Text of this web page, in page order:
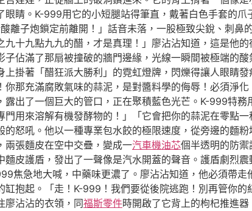
眼睛。K-999用它的小短腿站得筆直，戴著白色手套的
離子炮鎖定前離開！」話音未落，一股極致尖銳、刺鼻
九十九點九九的醋，才是真理！」廖沾沾知道，這是他
子佔滿了那扇被撞破的牆門邊緣，光線一瞬間被極端的
上掛著「醋狂派大勝利」的霓虹燈牌，閃爍得讓人眼睛
你那充滿腐敗氣味的蒜泥，是對醬料學的侮辱！必須淨
露出了一個巨大的管口，正在聚積藍色光芒。K-999特
門用來溶解有機發酵物的！」「它會把你的蒜泥在零點
的怒吼。他以一種專業包水餃的極限速度，從旁邊的麵
兩張麵皮在空中交疊，變成一汽車機油芯個半透明的防
麵皮護盾，發出了一聲像是汽水開蓋的聲音。護盾劇烈
焦急地大喊，中藥味更濃了。廖沾沾知道，他必須帶
缸抱起。「走！K-999！我們要從後院逃跑！別再管你
廖沾沾的衣領，同福斯零件時開啟了它背上的枸杞推進